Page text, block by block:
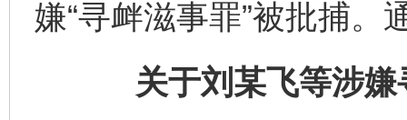
嫌“寻衅滋事罪”被批捕。
关于刘某飞等涉